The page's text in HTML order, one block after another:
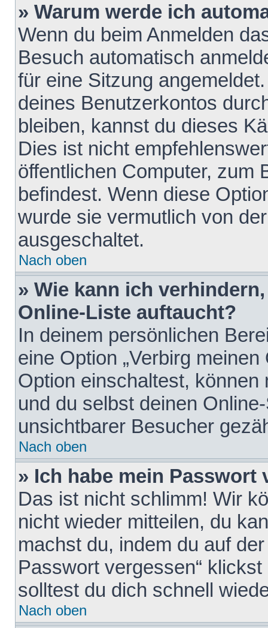
» Warum werde ich
Wenn du beim Anmelden
Besuch automatisch
für eine Sitzung
deines Benutzerkontos
bleiben, kannst du dieses
Dies ist nicht
öffentlichen Computer, zum
befindest. Wenn diese
wurde sie vermutlich von
ausgeschaltet.
Nach oben
» Wie kann ich
Online-Liste auftaucht?
In deinem persönlichen
eine Option „Verbirg
Option einschaltest,
und du selbst deinen
unsichtbarer Besucher
Nach oben
» Ich habe mein Passwort
Das ist nicht schlimm! Wir
nicht wieder mitteilen, du
machst du, indem du auf
Passwort vergessen“
solltest du dich schnell
Nach oben